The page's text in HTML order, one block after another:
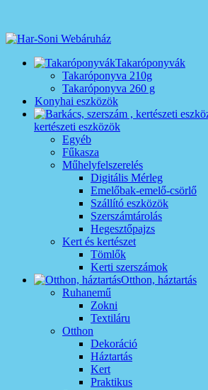
Takaróponyvák
Takaróponyva 210g
Takaróponyva 260 g
Konyhai eszközök
kertészeti eszközök
Egyéb
Fűkasza
Műhelyfelszerelés
Digitális Mérleg
Emelőbak-emelő-csörlő
Szállító eszközök
Szerszámtárolás
Hegesztőpajzs
Kert és kertészet
Tömlők
Kerti szerszámok
Otthon, háztartás
Ruhanemű
Zokni
Textiláru
Otthon
Dekoráció
Háztartás
Kert
Praktikus